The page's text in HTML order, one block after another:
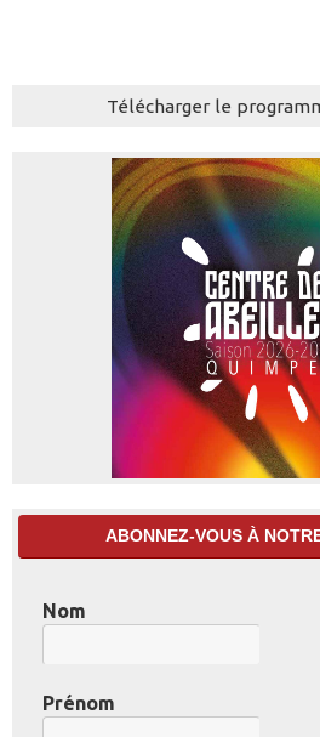
Télécharger le
ABONNEZ-VOUS À
Nom
Prénom